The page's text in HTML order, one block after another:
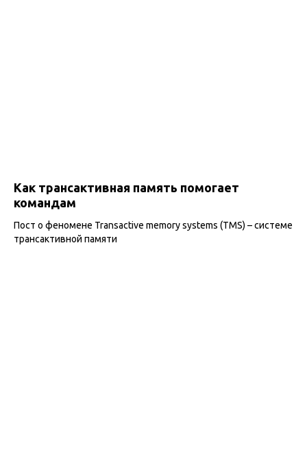
Как трансактивная память помогает
командам
Пост о феномене Transactive memory systems (TMS) – системе
трансактивной памяти